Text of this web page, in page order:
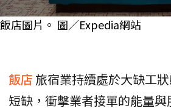
飯店圖片。 圖／Expedia網站
飯店 旅宿業持續處於大缺工
短缺，衝擊業者接單的能量